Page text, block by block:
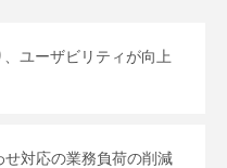
ユーザビリティが向上
せ対応の業務負荷の削減